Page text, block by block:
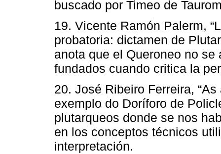
buscado por Timeo de
19. Vicente Ramón Palerm,
probatoria: dictamen de
anota que el Queroneo no
fundados cuando critica la
20. José Ribeiro Ferreira,
exemplo do Doríforo de
plutarqueos donde se nos
en los conceptos técnicos
interpretación.